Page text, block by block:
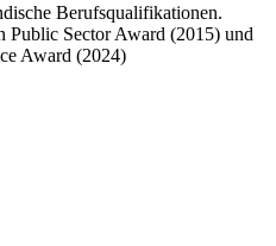
Berufsqualifikationen.
Public Sector Award (2015) und
Award (2024)